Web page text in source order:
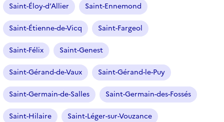
Saint-Éloy-d’Allier Saint-Ennemond
Saint-Étienne-de-Vicq Saint-Fargeol
Saint-Félix Saint-Genest
Saint-Gérand-de-Vaux Saint-Gérand-le-Puy
Saint-Germain-de-Salles Saint-Germain-des-Fossés
Saint-Hilaire Saint-Léger-sur-Vouzance